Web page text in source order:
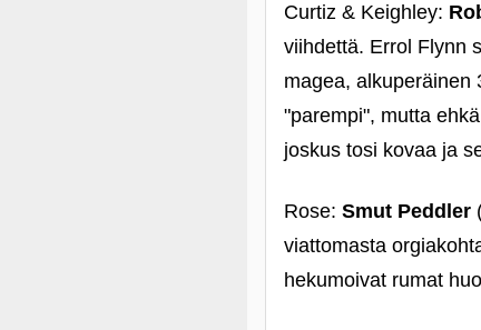
Curtiz & Keighley:
viihdettä. Errol Flynn
magea, alkuperäinen
"parempi", mutta
joskus tosi kovaa ja
Rose: Smut Peddler
viattomasta
hekumoivat rumat